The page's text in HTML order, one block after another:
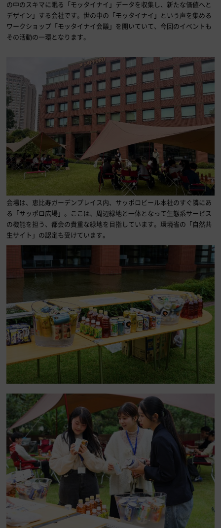
の中のスキマに眠る「モッタイナイ」データを収集し、新たな価値へと
デザイン」する会社です。世の中の「モッタイナイ」という声を集める
ワークショップ「モッタイナイ会議」を開いていて、今回のイベントも
その活動の一環となります。
会場は、恵比寿ガーデンプレイス内、サッポロビール本社のすぐ隣にあ
る「サッポロ広場」。ここは、周辺緑地と一体となって生態系サービス
の機能を担う、都会の貴重な緑地を目指しています。環境省の「自然共
生サイト」の認定も受けています。